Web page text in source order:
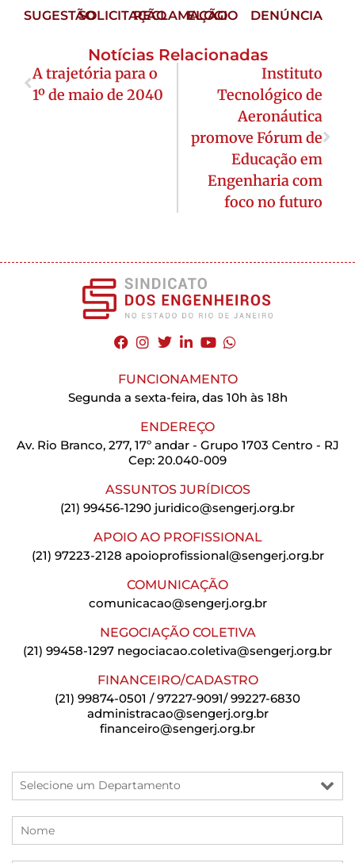
SUGESTÃOSOLICITAÇÃORECLAMAÇÃO
ELOGIO DENÚNCIA
Notícias Relacionadas
A trajetória para o
1º de maio de 2040
Instituto
Tecnológico de
Aeronáutica
promove Fórum de
Educação em
Engenharia com
foco no futuro
FUNCIONAMENTO
Segunda a sexta-feira, das 10h às 18h
ENDEREÇO
Av. Rio Branco, 277, 17º andar - Grupo 1703 Centro - RJ
Cep: 20.040-009
ASSUNTOS JURÍDICOS
(21) 99456-1290 juridico@sengerj.org.br
APOIO AO PROFISSIONAL
(21) 97223-2128 apoioprofissional@sengerj.org.br
COMUNICAÇÃO
comunicacao@sengerj.org.br
NEGOCIAÇÃO COLETIVA
(21) 99458-1297 negociacao.coletiva@sengerj.org.br
FINANCEIRO/CADASTRO
(21) 99874-0501 / 97227-9091/ 99227-6830
administracao@sengerj.org.br
financeiro@sengerj.org.br